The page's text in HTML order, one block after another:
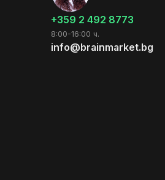
+359 2 492 8773
8:00-16:00 ч.
info@brainmarket.bg